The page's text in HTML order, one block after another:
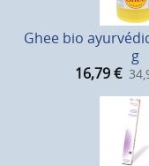
Ghee bio
g
16,79€